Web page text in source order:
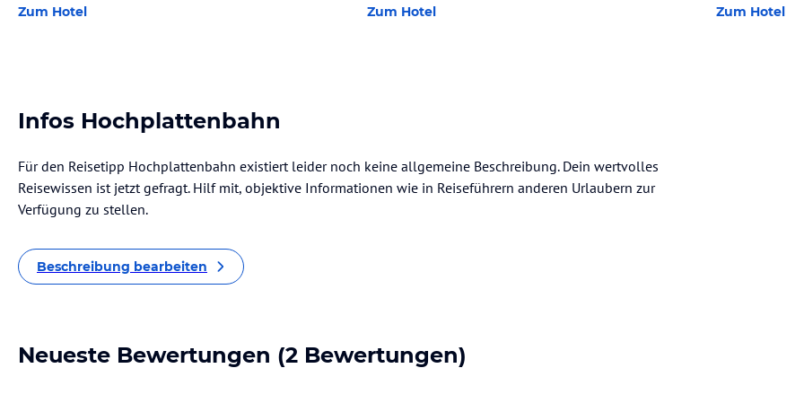
Zum Hotel Zum Hotel Zum Hotel
Infos Hochplattenbahn
Für den Reisetipp Hochplattenbahn existiert leider noch keine allgemeine Beschreibung. Dein wertvolles
Reisewissen ist jetzt gefragt. Hilf mit, objektive Informationen wie in Reiseführern anderen Urlaubern zur
Verfügung zu stellen.
Beschreibung bearbeiten
Neueste Bewertungen (2 Bewertungen)